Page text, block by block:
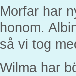
Morfar har
honom.
så vi tog
Wilma har